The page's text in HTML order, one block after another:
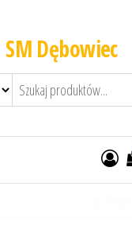
SM Dębowiec